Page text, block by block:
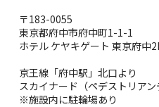
〒183-0055
東京都府中市府中町1-1-1
ホテル ケヤキゲート 東京府中
京王線「府中駅」北口より
スカイナード（ペデストリア
※施設内に駐輪場あり